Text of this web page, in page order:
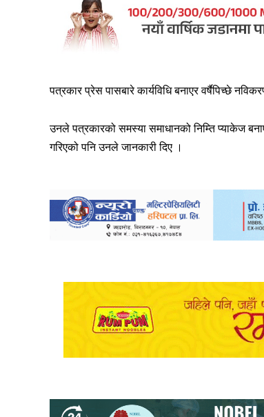
पत्रकार प्रेस पासबारे कार्यविधि बनाएर वर्षैपिच्छे
उनले पत्रकारको समस्या समाधानको निम्ति प्याकेज
गरिएको पनि उनले जानकारी दिए ।